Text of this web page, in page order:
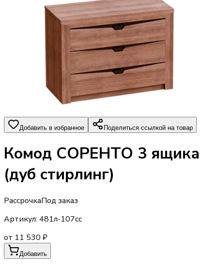
Добавить в избранное Поделиться ссылкой на товар
Комод СОРЕНТО 3 ящика
(дуб стирлинг)
РассрочкаПод заказ
Артикул: 481л-107сс
от 11 530 ₽
Добавить